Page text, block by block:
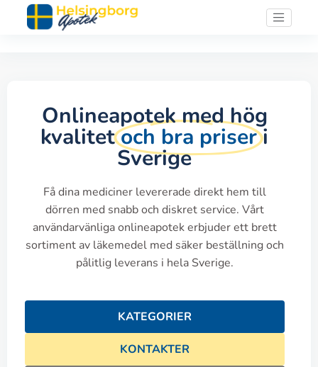
Onlineapotek med hög
kvalitetoch bra priseri
Sverige
Få dina mediciner levererade direkt hem till
dörren med snabb och diskret service. Vårt
användarvänliga onlineapotek erbjuder ett brett
sortiment av läkemedel med säker beställning och
pålitlig leverans i hela Sverige.
KATEGORIER
KONTAKTER